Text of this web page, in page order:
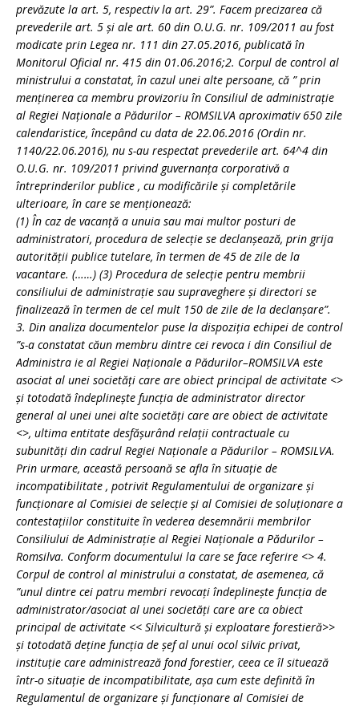
prevăzute la art. 5, respectiv la art. 29”. Facem precizarea că
prevederile art. 5 şi ale art. 60 din O.U.G. nr. 109/2011 au fost
modicate prin Legea nr. 111 din 27.05.2016, publicată în
Monitorul Oficial nr. 415 din 01.06.2016;2. Corpul de control al
ministrului a constatat, în cazul unei alte persoane, că ” prin
menţinerea ca membru provizoriu în Consiliul de administraţie
al Regiei Naţionale a Pădurilor – ROMSILVA aproximativ 650 zile
calendaristice, începând cu data de 22.06.2016 (Ordin nr.
1140/22.06.2016), nu s-au respectat prevederile art. 64^4 din
O.U.G. nr. 109/2011 privind guvernanţa corporativă a
întreprinderilor publice , cu modificările şi completările
ulterioare, în care se menţionează:
(1) În caz de vacanţă a unuia sau mai multor posturi de
administratori, procedura de selecţie se declanşează, prin grija
autorităţii publice tutelare, în termen de 45 de zile de la
vacantare. (……) (3) Procedura de selecţie pentru membrii
consiliului de administraţie sau supraveghere şi directori se
finalizează în termen de cel mult 150 de zile de la declanşare”.
3. Din analiza documentelor puse la dispoziţia echipei de control
”s-a constatat căun membru dintre cei revoca i din Consiliul de
Administra ie al Regiei Naţionale a Pădurilor–ROMSILVA este
asociat al unei societăți care are obiect principal de activitate <>
şi totodată îndeplineşte funcţia de administrator director
general al unei unei alte societăți care are obiect de activitate
<>, ultima entitate desfăşurând relaţii contractuale cu
subunităţi din cadrul Regiei Naţionale a Pădurilor – ROMSILVA.
Prin urmare, această persoană se afla în situaţie de
incompatibilitate , potrivit Regulamentului de organizare şi
funcţionare al Comisiei de selecţie şi al Comisiei de soluţionare a
contestaţiilor constituite în vederea desemnării membrilor
Consiliului de Administraţie al Regiei Naţionale a Pădurilor –
Romsilva. Conform documentului la care se face referire <> 4.
Corpul de control al ministrului a constatat, de asemenea, că
”unul dintre cei patru membri revocați îndeplineşte funcţia de
administrator/asociat al unei societăți care are ca obiect
principal de activitate << Silvicultură şi exploatare forestieră>>
și totodată deţine funcţia de șef al unui ocol silvic privat,
instituţie care administrează fond forestier, ceea ce îl situează
într-o situaţie de incompatibilitate, aşa cum este definită în
Regulamentul de organizare şi funcţionare al Comisiei de